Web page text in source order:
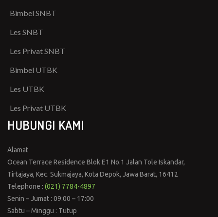
Bimbel SNBT
Les SNBT
Les Privat SNBT
Bimbel UTBK
Les UTBK
Les Privat UTBK
HUBUNGI KAMI
Alamat
Ocean Terrace Residence Blok E1 No.1 Jalan Tole Iskandar,
Tirtajaya, Kec. Sukmajaya, Kota Depok, Jawa Barat, 16412
Telephone : (021) 7784-4897
Senin – Jumat : 09:00 – 17:00
Sabtu – Minggu : Tutup